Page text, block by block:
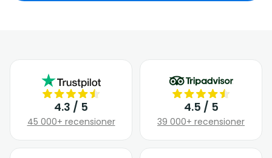
4.3 / 5
45 000+ recensioner
4.5 / 5
39 000+ recensioner